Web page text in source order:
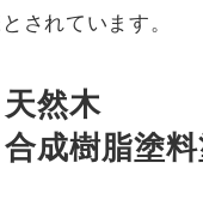
されています。
天然木
合成樹脂塗